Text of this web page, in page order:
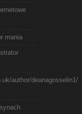
mania
author/deanagosselin1/